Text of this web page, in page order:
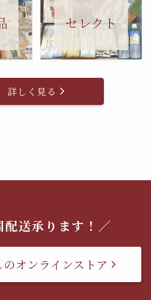
セレクト
詳しく見る
配送承ります！／
オンラインストア